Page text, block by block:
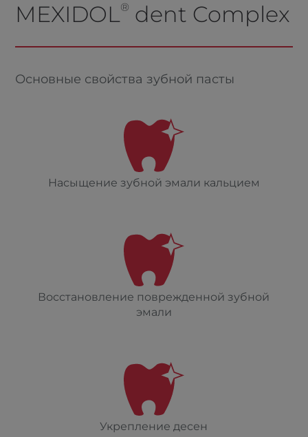
MEXIDOL® dent Complex
Основные свойства зубной пасты
Насыщение зубной эмали кальцием
Восстановление поврежденной зубной
эмали
Укрепление десен